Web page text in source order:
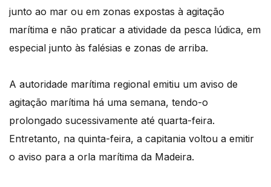
junto ao mar ou em zonas expostas à agitação
marítima e não praticar a atividade da pesca lúdica, em
especial junto às falésias e zonas de arriba.
A autoridade marítima regional emitiu um aviso de
agitação marítima há uma semana, tendo-o
prolongado sucessivamente até quarta-feira.
Entretanto, na quinta-feira, a capitania voltou a emitir
o aviso para a orla marítima da Madeira.